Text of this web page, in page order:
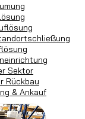
Sektor
Rückbau
& Ankauf